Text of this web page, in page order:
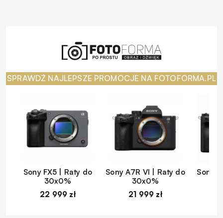
SPRAWDŹ NAJLEPSZE PROMOCJE NA FOTOFORMA.PL
Sony FX5 | Raty do
30x0%
22 999 zł
Sony A7R VI | Raty do
30x0%
21 999 zł
Sony